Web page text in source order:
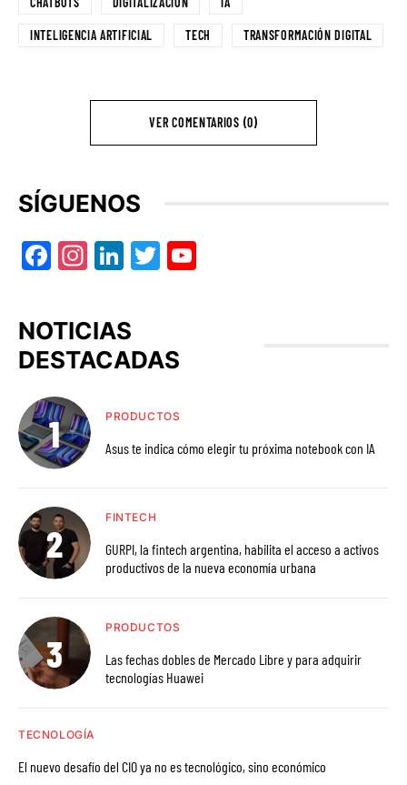
INTELIGENCIA ARTIFICIAL TECH TRANSFORMACIÓN DIGITAL
VER COMENTARIOS (0)
SÍGUENOS
Facebook
Instagram
LinkedIn
Twitter
NOTICIAS
DESTACADAS
PRODUCTOS
Asus te indica cómo elegir tu próxima notebook con IA
FINTECH
GURPI, la fintech argentina, habilita el acceso a activos
productivos de la nueva economía urbana
PRODUCTOS
Las fechas dobles de Mercado Libre y para adquirir
tecnologías Huawei
TECNOLOGÍA
El nuevo desafío del CIO ya no es tecnológico, sino económico